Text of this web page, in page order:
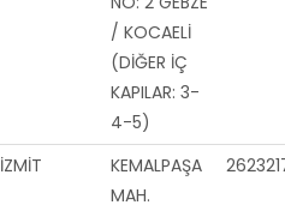
/ KOCAELİ
(DİĞER İÇ
KAPILAR: 3-
4-5)
İZMİT
KEMALPAŞA
MAH.